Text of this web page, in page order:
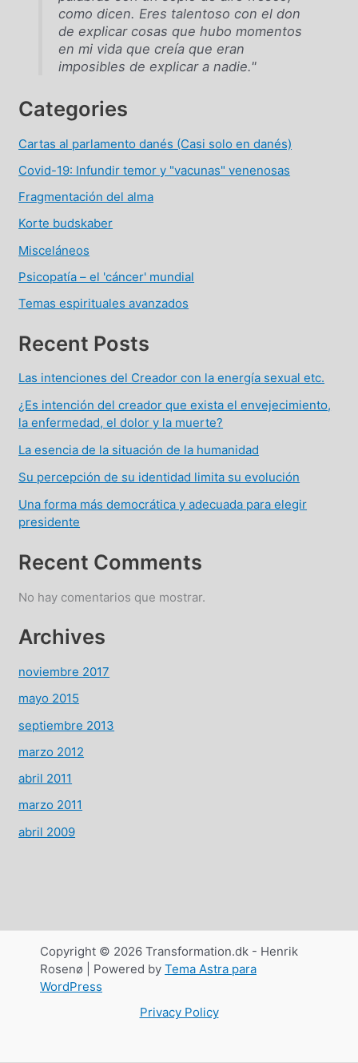
como dicen. Eres talentoso con el don
de explicar cosas que hubo momentos
en mi vida que creía que eran
imposibles de explicar a nadie."
Categories
Cartas al parlamento danés (Casi solo en danés)
Covid-19: Infundir temor y "vacunas" venenosas
Fragmentación del alma
Korte budskaber
Misceláneos
Psicopatía – el 'cáncer' mundial
Temas espirituales avanzados
Recent Posts
Las intenciones del Creador con la energía sexual etc.
¿Es intención del creador que exista el envejecimiento,
la enfermedad, el dolor y la muerte?
La esencia de la situación de la humanidad
Su percepción de su identidad limita su evolución
Una forma más democrática y adecuada para elegir
presidente
Recent Comments
No hay comentarios que mostrar.
Archives
noviembre 2017
mayo 2015
septiembre 2013
marzo 2012
abril 2011
marzo 2011
abril 2009
Copyright © 2026 Transformation.dk - Henrik
Rosenø | Powered by Tema Astra para
WordPress
Privacy Policy